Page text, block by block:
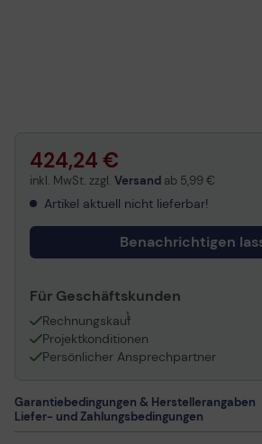
424,24 €
inkl. MwSt. zzgl. Versand ab 5,99 €
Artikel aktuell nicht lieferbar!
Benachrichtigen
Für Geschäftskunden
Rechnungskauf
1
Projektkonditionen
Persönlicher Ansprechpartner
Garantiebedingungen & Herstellerangaben
Liefer- und Zahlungsbedingungen